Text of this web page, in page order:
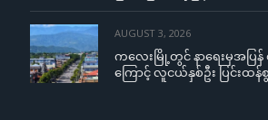
AUGUST 3, 2026
ကလေးမြို့တွင် နာရေးမှအပြ
ကြောင့် လူငယ်နှစ်ဦး ပြင်းထန်